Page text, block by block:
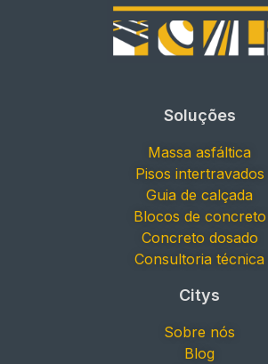
Soluções
Massa asfáltica
Pisos intertravados
Guia de calçada
Blocos de concreto
Concreto dosado
Consultoria técnica
Citys
Sobre nós
Blog